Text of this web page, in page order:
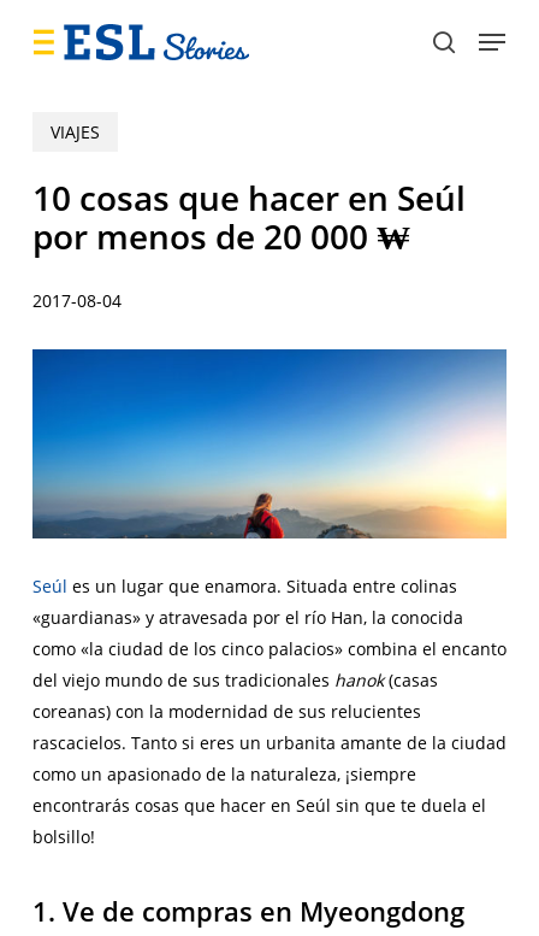
search
Menu
VIAJES
10 cosas que hacer en Seúl
por menos de 20 000 ₩
2017-08-04
Seúl es un lugar que enamora. Situada entre colinas
«guardianas» y atravesada por el río Han, la conocida
como «la ciudad de los cinco palacios» combina el encanto
del viejo mundo de sus tradicionales hanok(casas
coreanas) con la modernidad de sus relucientes
rascacielos. Tanto si eres un urbanita amante de la ciudad
como un apasionado de la naturaleza, ¡siempre
encontrarás cosas que hacer en Seúl sin que te duela el
bolsillo!
1. Ve de compras en Myeongdong